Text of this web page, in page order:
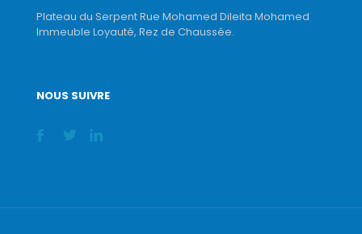
Plateau du Serpent Rue Mohamed Dileita Mohamed
Immeuble Loyauté, Rez de Chaussée.
NOUS SUIVRE